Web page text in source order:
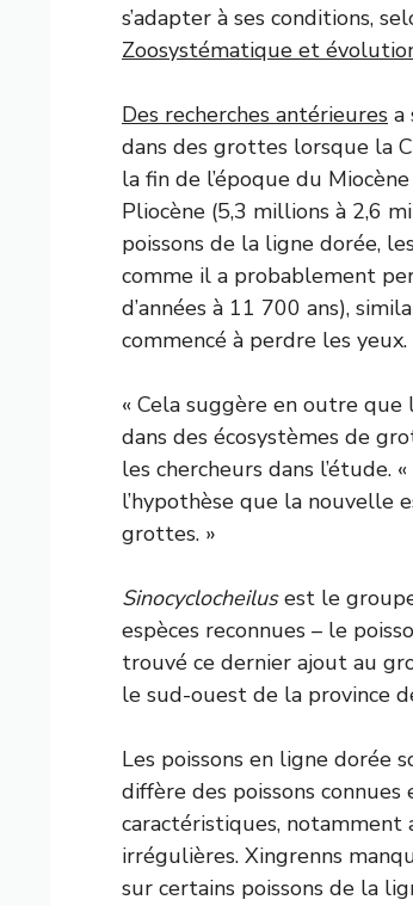
s’adapter à ses conditions,
Zoosystématique et
Des recherches antérieures a
dans des grottes lorsque la
la fin de l’époque du
Pliocène (5,3 millions à 2,6
poissons de la ligne dorée,
comme il a probablement
d’années à 11 700 ans),
commencé à perdre les yeux.
« Cela suggère en outre
dans des écosystèmes de
les chercheurs dans l’étude.
l’hypothèse que la nouvelle
grottes. »
Sinocyclocheilusest le
espèces reconnues – le
trouvé ce dernier ajout au
le sud-ouest de la province
Les poissons en ligne dorée
diffère des poissons
caractéristiques, notamment
irrégulières. Xingrenns
sur certains poissons de la